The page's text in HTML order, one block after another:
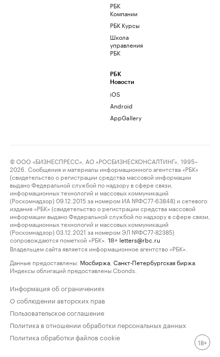
РБК
Компании
РБК Курсы
Школа
управления
РБК
РБК
Новости
iOS
Android
AppGallery
© ООО «БИЗНЕСПРЕСС», АО «РОСБИЗНЕСКОНСАЛТИНГ», 1995–
2026. Сообщения и материалы информационного агентства «РБК»
(свидетельство о регистрации средства массовой информации
выдано Федеральной службой по надзору в сфере связи,
информационных технологий и массовых коммуникаций
(Роскомнадзор) 09.12.2015 за номером ИА №ФС77-63848) и сетевого
издания «РБК» (свидетельство о регистрации средства массовой
информации выдано Федеральной службой по надзору в сфере связи,
информационных технологий и массовых коммуникаций
(Роскомнадзор) 03.12.2021 за номером ЭЛ №ФС77-82385)
сопровождаются пометкой «РБК».
18+ letters@rbc.ru
Владельцем сайта является информационное агентство «РБК».
Данные предоставлены: Мосбиржа Санкт-Петербургская биржа
Индексы облигаций предоставлены Cbonds.
Информация об ограничениях
О соблюдении авторских прав
Пользовательское соглашение
Политика в отношении обработки персональных данных
Политика обработки файлов cookie
18+